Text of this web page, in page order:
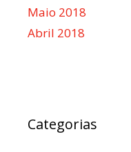
Maio 2018
Abril 2018
Categorias